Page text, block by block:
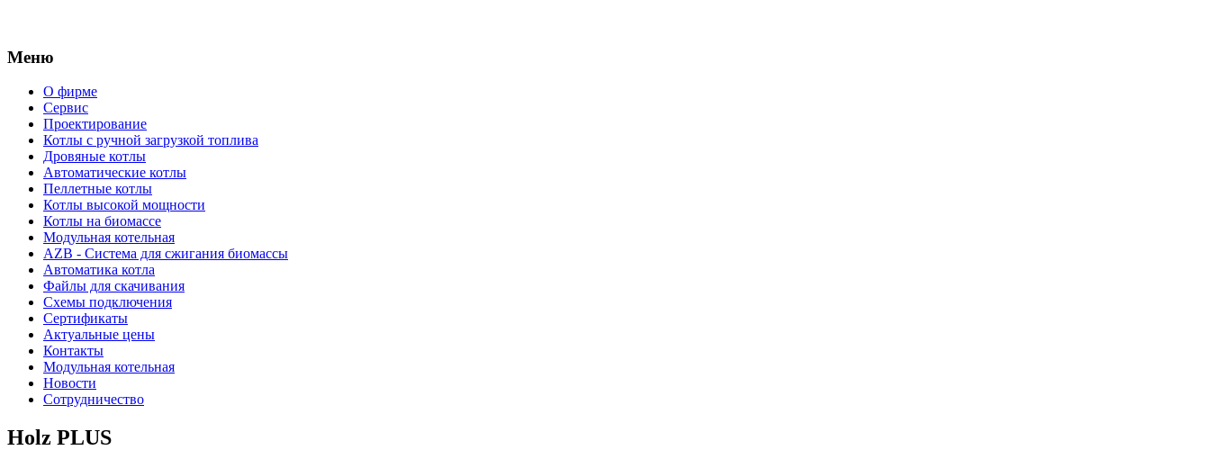
Меню
О фирме
Сервис
Проектирование
Котлы с ручной загрузкой топлива
Дровяные котлы
Автоматические котлы
Пеллетные котлы
Котлы высокой мощности
Котлы на биомассе
Модульная котельная
AZB - Система для сжигания биомассы
Автоматика котла
Файлы для скачивания
Схемы подключения
Сертификаты
Актуальные цены
Контакты
Модульная котельная
Новости
Сотрудничество
Holz PLUS